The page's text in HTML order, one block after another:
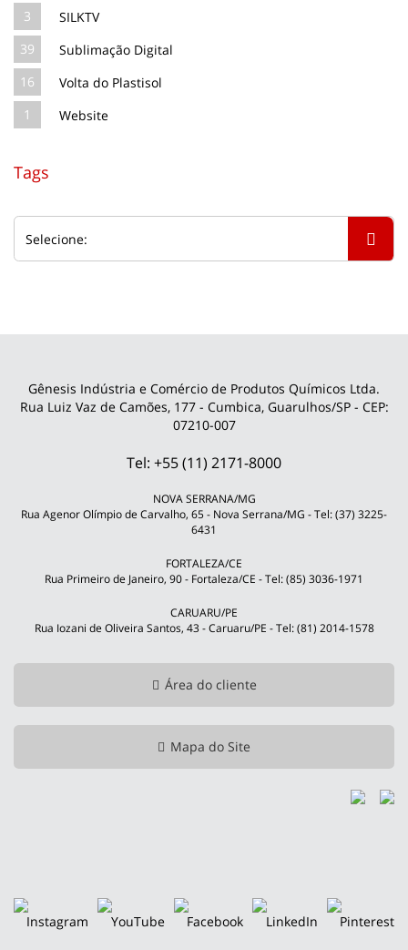
3
SILKTV
39
Sublimação Digital
16
Volta do Plastisol
1
Website
Tags
Gênesis Indústria e Comércio de Produtos Químicos Ltda.
Rua Luiz Vaz de Camões, 177 - Cumbica, Guarulhos/SP - CEP:
07210-007
Tel: +55 (11) 2171-8000
NOVA SERRANA/MG
Rua Agenor Olímpio de Carvalho, 65 - Nova Serrana/MG - Tel: (37) 3225-
6431
FORTALEZA/CE
Rua Primeiro de Janeiro, 90 - Fortaleza/CE - Tel: (85) 3036-1971
CARUARU/PE
Rua Iozani de Oliveira Santos, 43 - Caruaru/PE - Tel: (81) 2014-1578
Área do cliente
Mapa do Site